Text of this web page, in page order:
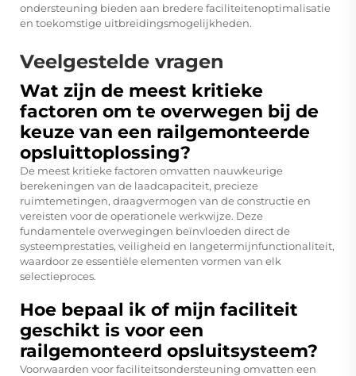
ondersteuning bieden aan bredere faciliteitenoptimalisatie
en toekomstige uitbreidingsmogelijkheden.
Veelgestelde vragen
Wat zijn de meest kritieke
factoren om te overwegen bij de
keuze van een railgemonteerde
opsluittoplossing?
De meest kritieke factoren omvatten nauwkeurige
berekeningen van de laadcapaciteit, precieze
ruimtemetingen, draagvermogen van de constructie en
vereisten voor de operationele werkwijze. Deze
fundamentele overwegingen beïnvloeden direct de
systeemprestaties, veiligheid en langetermijnfunctionaliteit,
waardoor ze essentiële elementen vormen van elk
selectieproces.
Hoe bepaal ik of mijn faciliteit
geschikt is voor een
railgemonteerd opsluitsysteem?
Voorwaarden voor faciliteitsondersteuning omvatten een